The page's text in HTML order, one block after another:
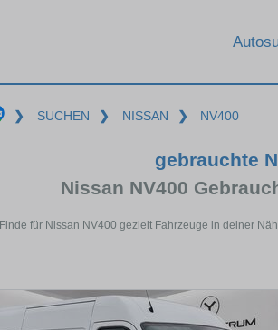
❯ SUCHEN ❯ NISSAN ❯ NV400
gebrauchte
Nissan NV400
Finde für Nissan NV400 gezielt Fahrzeuge in deiner